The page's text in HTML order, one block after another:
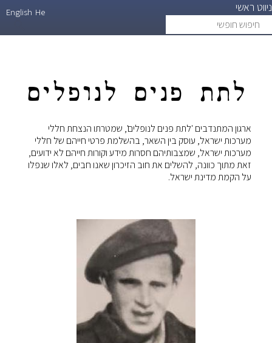
ניווט ראשי
חופשי
He
English
לתת פנים לנופלים
ארגון המתנדבים 'לתת פנים לנופלים', שמטרתו הנצחת חללי
מערכות ישראל, עוסק בין השאר, בהשלמת פרטי חייהם של חללי
מערכות ישראל, שמצבותיהם חסרות מידע וקורות חייהם לא ידועים,
זאת מתוך כוונה, להשלים את חוב הזיכרון שאנו חבים, לאלו שנפלו
על הקמת מדינת ישראל.